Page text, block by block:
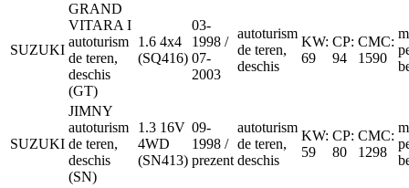
SUZUKI
GRAND
VITARA I
autoturism
de teren,
deschis
(GT)
1.6 4x4
(SQ416)
03-
1998 /
07-
2003
autoturism
de teren,
deschis
KW:
69
CP:
94
CMC:
1590
SUZUKI
JIMNY
autoturism
de teren,
deschis
(SN)
1.3 16V
4WD
(SN413)
09-
1998 /
prezent
autoturism
de teren,
deschis
KW:
59
CP:
80
CMC:
1298